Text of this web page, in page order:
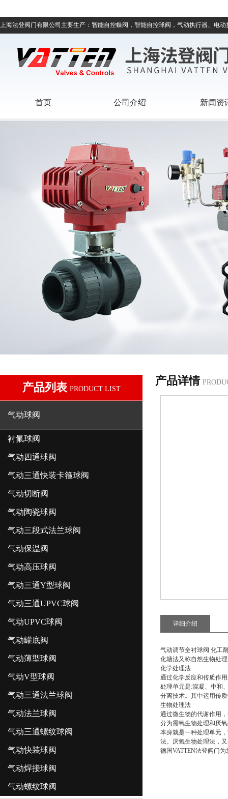
上海法登阀门有限公司主要生产：智能自控蝶阀，智能自控球阀，气动执行器、电
首页 公司介绍 新闻资
产品列表 PRODUCT LIST
气动球阀
衬氟球阀
气动四通球阀
气动三通快装卡箍球阀
气动切断阀
气动陶瓷球阀
气动三段式法兰球阀
气动保温阀
气动高压球阀
气动三通Y型球阀
气动三通UPVC球阀
气动UPVC球阀
气动罐底阀
气动薄型球阀
气动V型球阀
气动三通法兰球阀
气动法兰球阀
气动三通螺纹球阀
气动快装球阀
气动焊接球阀
气动螺纹球阀
产品详情
详细介绍
气动调节全衬球阀 化工
化塘法又称自然生物处
化学处理法
通过化学反应和传质作
处理单元是:混凝、中和
分离技术。其中运用传
生物处理法
通过微生物的代谢作用
分为需氧生物处理和厌
本身就是一种处理单元
法。厌氧生物处理法，
德国VATTEN法登阀门